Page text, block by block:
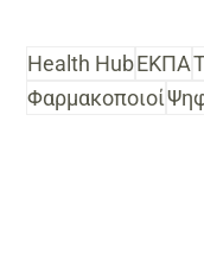
Health HubΕΚΠΑ
Φαρμακοποιοί